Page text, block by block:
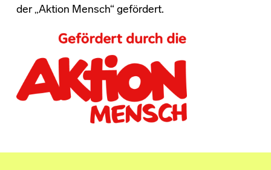
der „Aktion Mensch“ gefördert.